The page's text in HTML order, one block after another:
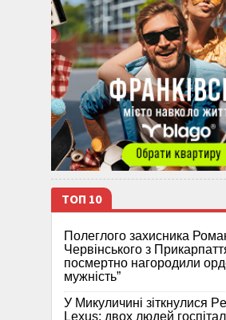
ТОП 10
Полеглого захисника
Червінського з
посмертно нагородили
мужність”
У Микуличині зіткнулися
Lexus: двох людей